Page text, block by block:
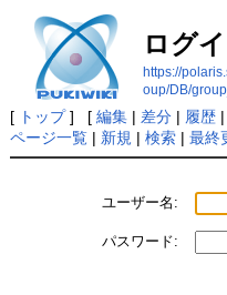
ログ
https://
oup/DB/
[ トップ] [ 編集| 差分| 履歴|
ページ一覧| 新規 | 検索| 最終
ユーザー名:
パスワード: